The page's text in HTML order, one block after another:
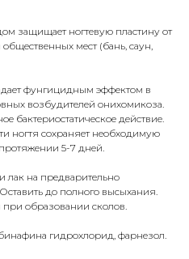
защищает ногтевую пластину от
мест (бань, саун,
фунгицидным эффектом в
возбудителей онихомикоза.
бактериостатическое действие.
ногтя сохраняет необходимую
5-7 дней.
на предварительно
до полного высыхания.
образовании сколов.
гидрохлорид, фарнезол.